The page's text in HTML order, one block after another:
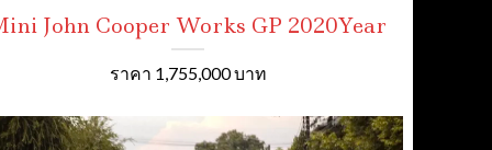
John Cooper Works GP 2020Year
ราคา 1,755,000 บาท